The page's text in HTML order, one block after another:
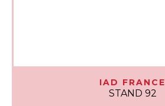
IAD FRANCE
STAND 92